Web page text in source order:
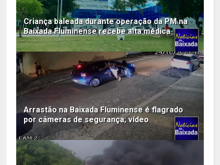
Criança baleada durante operação da PM na
Baixada Fluminense recebe alta médica
Arrastão na Baixada Fluminense é flagrado
por câmeras de segurança; vídeo